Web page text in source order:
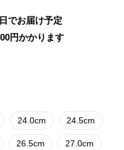
でお届け予定
円かかります
24.0cm 24.5cm
26.5cm 27.0cm